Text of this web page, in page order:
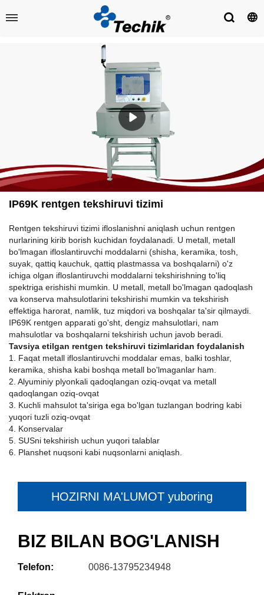
IP69K rentgen tekshiruvi tizimi
Rentgen tekshiruvi tizimi ifloslanishni aniqlash uchun rentgen
nurlarining kirib borish kuchidan foydalanadi. U metall, metall
bo'lmagan ifloslantiruvchi moddalarni (shisha, keramika, tosh,
suyak, qattiq kauchuk, qattiq plastmassa va boshqalarni) o'z
ichiga olgan ifloslantiruvchi moddalarni tekshirishning to'liq
spektriga erishishi mumkin. U metall, metall bo'lmagan qadoqlash
va konserva mahsulotlarini tekshirishi mumkin va tekshirish
effektiga harorat, namlik, tuz miqdori va boshqalar ta'sir qilmaydi.
IP69K rentgen apparati go'sht, dengiz mahsulotlari, nam
mahsulotlar va boshqalarni tekshirish uchun javob beradi.
Tavsiya etilgan rentgen tekshiruvi tizimlaridan foydalanish
1. Faqat metall ifloslantiruvchi moddalar emas, balki toshlar,
keramika, shisha kabi boshqa metall bo'lmaganlar ham.
2. Alyuminiy plyonkali qadoqlangan oziq-ovqat va metall
qadoqlangan oziq-ovqat
3. Kuchli mahsulot ta'siriga ega bo'lgan tuzlangan bodring kabi
yuqori tuzli oziq-ovqat
4. Konservalar
5. SUSni tekshirish uchun yuqori talablar
6. Planshet nuqsoni kabi nuqsonlarni aniqlash.
HOZIRNI MA'LUMOT yuboring
BIZ BILAN BOG'LANISH
Telefon: 0086-13795234948